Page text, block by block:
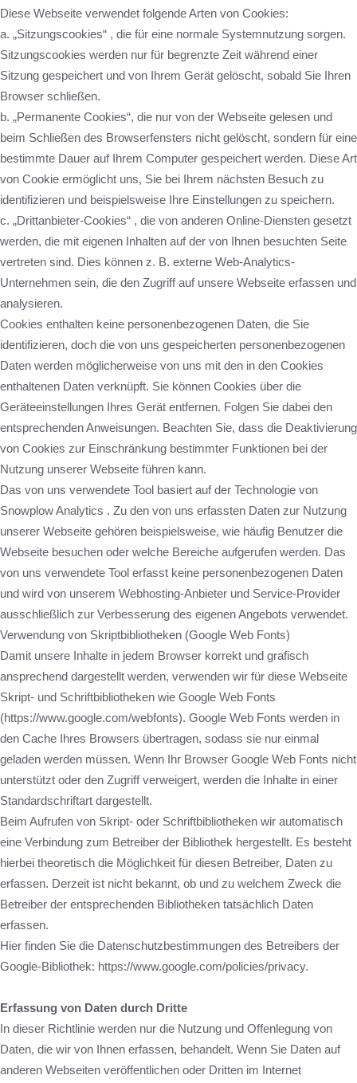
Diese Webseite verwendet folgende Arten von Cookies:
a. „Sitzungscookies“ , die für eine normale Systemnutzung sorgen.
Sitzungscookies werden nur für begrenzte Zeit während einer
Sitzung gespeichert und von Ihrem Gerät gelöscht, sobald Sie Ihren
Browser schließen.
b. „Permanente Cookies“, die nur von der Webseite gelesen und
beim Schließen des Browserfensters nicht gelöscht, sondern für eine
bestimmte Dauer auf Ihrem Computer gespeichert werden. Diese Art
von Cookie ermöglicht uns, Sie bei Ihrem nächsten Besuch zu
identifizieren und beispielsweise Ihre Einstellungen zu speichern.
c. „Drittanbieter-Cookies“ , die von anderen Online-Diensten gesetzt
werden, die mit eigenen Inhalten auf der von Ihnen besuchten Seite
vertreten sind. Dies können z. B. externe Web-Analytics-
Unternehmen sein, die den Zugriff auf unsere Webseite erfassen und
analysieren.
Cookies enthalten keine personenbezogenen Daten, die Sie
identifizieren, doch die von uns gespeicherten personenbezogenen
Daten werden möglicherweise von uns mit den in den Cookies
enthaltenen Daten verknüpft. Sie können Cookies über die
Geräteeinstellungen Ihres Gerät entfernen. Folgen Sie dabei den
entsprechenden Anweisungen. Beachten Sie, dass die Deaktivierung
von Cookies zur Einschränkung bestimmter Funktionen bei der
Nutzung unserer Webseite führen kann.
Das von uns verwendete Tool basiert auf der Technologie von
Snowplow Analytics . Zu den von uns erfassten Daten zur Nutzung
unserer Webseite gehören beispielsweise, wie häufig Benutzer die
Webseite besuchen oder welche Bereiche aufgerufen werden. Das
von uns verwendete Tool erfasst keine personenbezogenen Daten
und wird von unserem Webhosting-Anbieter und Service-Provider
ausschließlich zur Verbesserung des eigenen Angebots verwendet.
Verwendung von Skriptbibliotheken (Google Web Fonts)
Damit unsere Inhalte in jedem Browser korrekt und grafisch
ansprechend dargestellt werden, verwenden wir für diese Webseite
Skript- und Schriftbibliotheken wie Google Web Fonts
(https://www.google.com/webfonts). Google Web Fonts werden in
den Cache Ihres Browsers übertragen, sodass sie nur einmal
geladen werden müssen. Wenn Ihr Browser Google Web Fonts nicht
unterstützt oder den Zugriff verweigert, werden die Inhalte in einer
Standardschriftart dargestellt.
Beim Aufrufen von Skript- oder Schriftbibliotheken wir automatisch
eine Verbindung zum Betreiber der Bibliothek hergestellt. Es besteht
hierbei theoretisch die Möglichkeit für diesen Betreiber, Daten zu
erfassen. Derzeit ist nicht bekannt, ob und zu welchem Zweck die
Betreiber der entsprechenden Bibliotheken tatsächlich Daten
erfassen.
Hier finden Sie die Datenschutzbestimmungen des Betreibers der
Google-Bibliothek: https://www.google.com/policies/privacy.
Erfassung von Daten durch Dritte
In dieser Richtlinie werden nur die Nutzung und Offenlegung von
Daten, die wir von Ihnen erfassen, behandelt. Wenn Sie Daten auf
anderen Webseiten veröffentlichen oder Dritten im Internet